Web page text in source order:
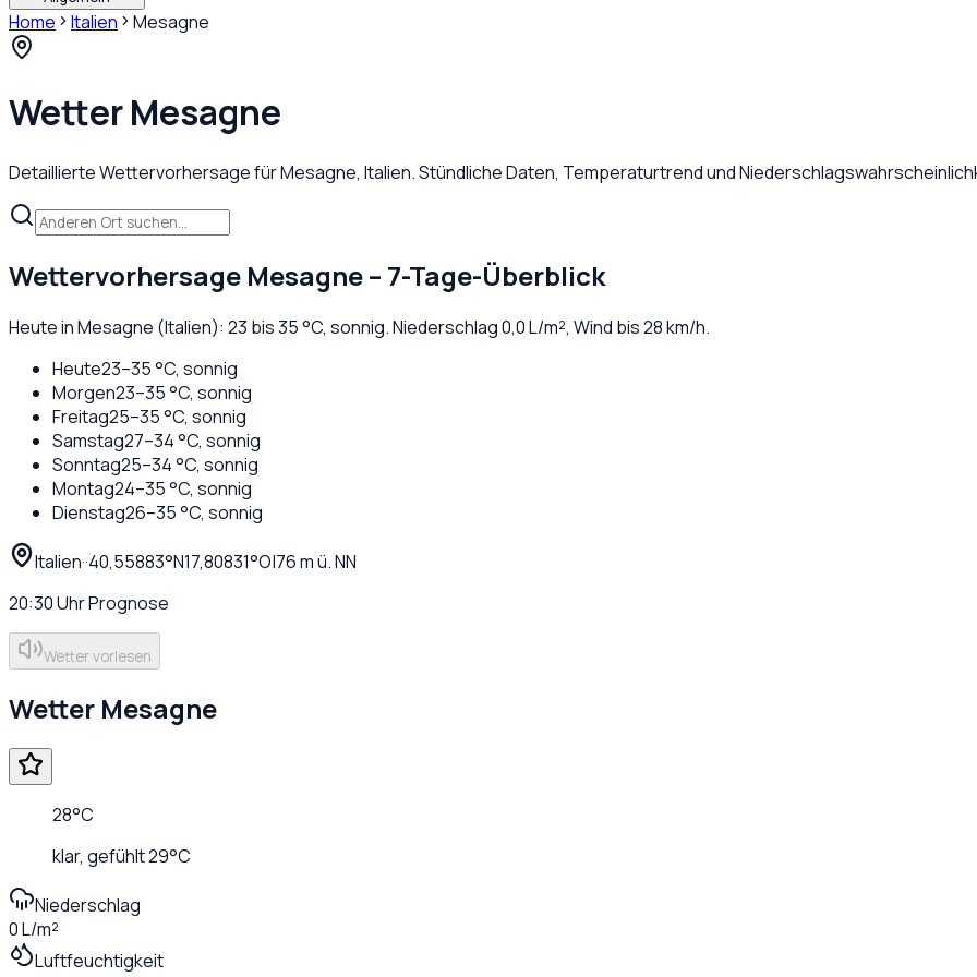
Home Italien Mesagne
WetterMesagne
Detaillierte Wettervorhersage fürMesagne, Italien. Stündliche Daten, Temperaturtrend und
Wettervorhersage Mesagne– 7-Tage-Überblick
Heute inMesagne (Italien): 23 bis35°C, sonnig. Niederschlag0,0L/m², Wind bis28km/h.
Heute23–35°C, sonnig
Morgen23–35°C, sonnig
Freitag25–35°C, sonnig
Samstag27–34°C, sonnig
Sonntag25–34°C, sonnig
Montag24–35°C, sonnig
Dienstag26–35°C, sonnig
Italien··40,55883°N17,80831°O|76m ü. NN
20:30UhrPrognose
Wetter vorlesen
Wetter Mesagne
28°C
klar, gefühlt29°C
Niederschlag
0 L/m²
Luftfeuchtigkeit